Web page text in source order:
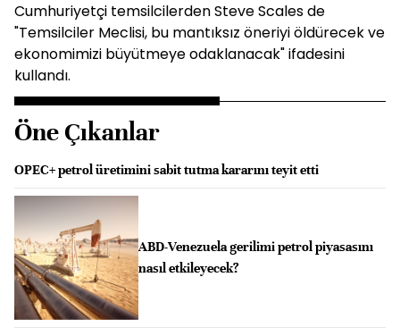
Cumhuriyetçi temsilcilerden Steve Scales de
"Temsilciler Meclisi, bu mantıksız öneriyi öldürecek ve
ekonomimizi büyütmeye odaklanacak" ifadesini
kullandı.
Öne Çıkanlar
OPEC+ petrol üretimini sabit tutma kararını teyit etti
ABD-Venezuela gerilimi petrol piyasasını
nasıl etkileyecek?